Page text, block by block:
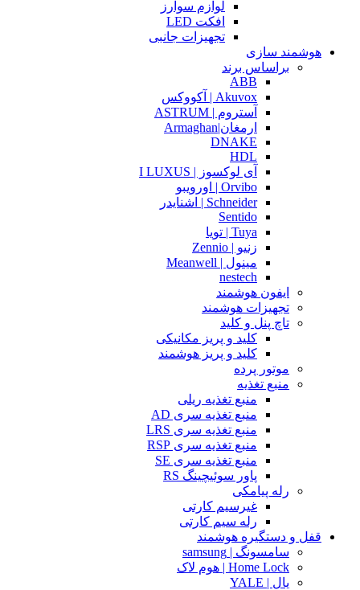
لوازم سوارز
افکت LED
تجهیزات جانبی
هوشمند سازی
براساس برند
ABB
Akuvox | آکووکس
آستروم | ASTRUM
ارمغان|Armaghan
DNAKE
HDL
آی لوکسوز | I LUXUS
Orvibo | اورویبو
Schneider | اشنایدر
Sentido
Tuya | تویا
زنیو | Zennio
مینول | Meanwell
nestech
ایفون هوشمند
تجهیزات هوشمند
تاچ پنل و کلید
کلید و پریز مکانیکی
کلید و پریز هوشمند
موتور پرده
منبع تغذیه
منبع تغذیه ریلی
منبع تغذیه سری AD
منبع تغذیه سری LRS
منبع تغذیه سری RSP
منبع تغذیه سری SE
پاور سوئیچینگ RS
رله پیامکی
غیرسیم کارتی
رله سیم کارتی
قفل و دستگیره هوشمند
سامسونگ | samsung
Home Lock | هوم لاک
یال | YALE